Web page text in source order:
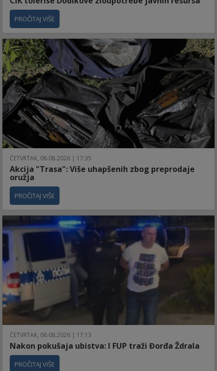
PROČITAJ VIŠE
ČETVRTAK, 06.08.2026 | 17:35
Akcija "Trasa": Više uhapšenih zbog preprodaje
oružja
PROČITAJ VIŠE
ČETVRTAK, 06.08.2026 | 17:13
Nakon pokušaja ubistva: I FUP traži Đorđa Ždrala
PROČITAJ VIŠE